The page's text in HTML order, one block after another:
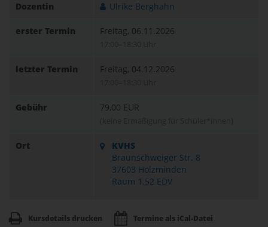
Dozentin Ulrike Berghahn
erster Termin Freitag, 06.11.2026
letzter Termin Freitag, 04.12.2026
Gebühr 79,00 EUR
Ort
KVHS
Braunschweiger Str. 8
37603 Holzminden
Raum 1.52 EDV
Kursdetails drucken Termine als iCal-Datei